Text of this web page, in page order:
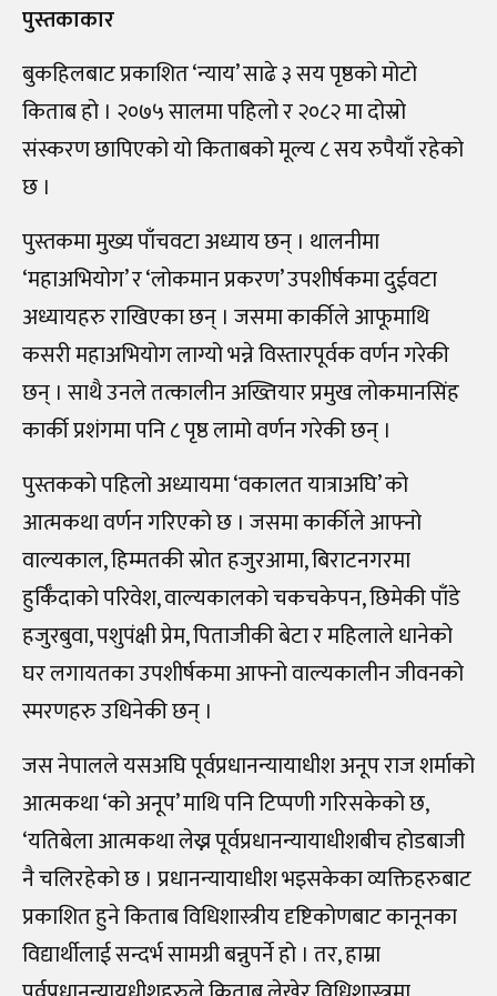
पुस्तकाकार
बुकहिलबाट प्रकाशित ‘न्याय’ साढे ३ सय पृष्ठको मोटो
किताब हो । २०७५ सालमा पहिलो र २०८२ मा दोस्रो
संस्करण छापिएको यो किताबको मूल्य ८ सय रुपैयाँ रहेको
छ ।
पुस्तकमा मुख्य पाँचवटा अध्याय छन् । थालनीमा
‘महाअभियोग’ र ‘लोकमान प्रकरण’ उपशीर्षकमा दुईवटा
अध्यायहरु राखिएका छन् । जसमा कार्कीले आफूमाथि
कसरी महाअभियोग लाग्यो भन्ने विस्तारपूर्वक वर्णन गरेकी
छन् । साथै उनले तत्कालीन अख्तियार प्रमुख लोकमानसिंह
कार्की प्रशंगमा पनि ८ पृष्ठ लामो वर्णन गरेकी छन् ।
पुस्तकको पहिलो अध्यायमा ‘वकालत यात्राअघि’ को
आत्मकथा वर्णन गरिएको छ । जसमा कार्कीले आफ्नो
वाल्यकाल, हिम्मतकी स्रोत हजुरआमा, बिराटनगरमा
हुर्किँदाको परिवेश, वाल्यकालको चकचकेपन, छिमेकी पाँडे
हजुरबुवा, पशुपंक्षी प्रेम, पिताजीकी बेटा र महिलाले धानेको
घर लगायतका उपशीर्षकमा आफ्नो वाल्यकालीन जीवनको
स्मरणहरु उधिनेकी छन् ।
जस नेपालले यसअघि पूर्वप्रधानन्यायाधीश अनूप राज शर्माको
आत्मकथा ‘को अनूप’ माथि पनि टिप्पणी गरिसकेको छ,
‘यतिबेला आत्मकथा लेख्न पूर्वप्रधानन्यायाधीशबीच होडबाजी
नै चलिरहेको छ । प्रधानन्यायाधीश भइसकेका व्यक्तिहरुबाट
प्रकाशित हुने किताब विधिशास्त्रीय दृष्टिकोणबाट कानूनका
विद्यार्थीलाई सन्दर्भ सामग्री बन्नुपर्ने हो । तर, हाम्रा